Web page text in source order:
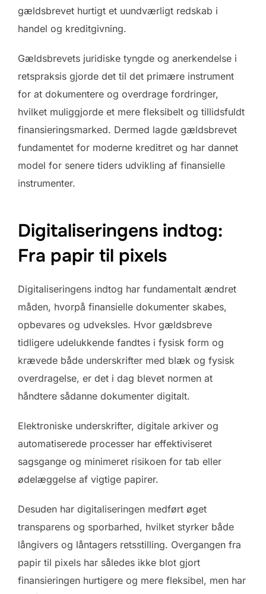
gældsbrevet hurtigt et uundværligt redskab i
handel og kreditgivning.
Gældsbrevets juridiske tyngde og anerkendelse i
retspraksis gjorde det til det primære instrument
for at dokumentere og overdrage fordringer,
hvilket muliggjorde et mere fleksibelt og tillidsfuldt
finansieringsmarked. Dermed lagde gældsbrevet
fundamentet for moderne kreditret og har dannet
model for senere tiders udvikling af finansielle
instrumenter.
Digitaliseringens indtog:
Fra papir til pixels
Digitaliseringens indtog har fundamentalt ændret
måden, hvorpå finansielle dokumenter skabes,
opbevares og udveksles. Hvor gældsbreve
tidligere udelukkende fandtes i fysisk form og
krævede både underskrifter med blæk og fysisk
overdragelse, er det i dag blevet normen at
håndtere sådanne dokumenter digitalt.
Elektroniske underskrifter, digitale arkiver og
automatiserede processer har effektiviseret
sagsgange og minimeret risikoen for tab eller
ødelæggelse af vigtige papirer.
Desuden har digitaliseringen medført øget
transparens og sporbarhed, hvilket styrker både
långivers og låntagers retsstilling. Overgangen fra
papir til pixels har således ikke blot gjort
finansieringen hurtigere og mere fleksibel, men har